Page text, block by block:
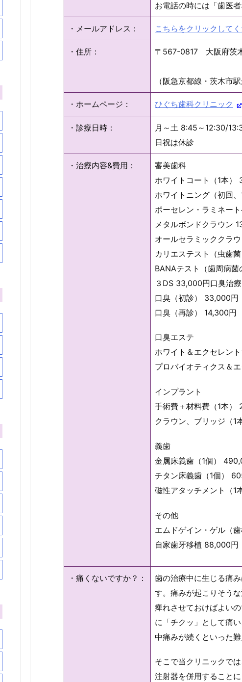
お電話の時には「歯医
・メールアドレス： こちらをクリックして
・住所： 〒567-0817 大阪府茨
（阪急京都線・茨木市
・ホームページ： ひぐち歯科クリニック
・診療日時：
月～土 8:45～12:30/
日祝は休診
・治療内容&費用：
審美歯科
ホワイトコート（1本）
ホワイトニング（初回
ポーセレン・ラミネー
メタルボンドクラウン
オールセラミッククラ
カリエステスト（虫歯
BANAテスト（歯周病
３DS 33,000円口臭治療
口臭（初診） 33,000円
口臭（再診） 14,300円
口臭エステ
ホワイト＆エクセレン
プロバイオティクス＆
インプラント
手術費＋材料費（1本）
クラウン、ブリッジ（1
義歯
金属床義歯（1個）
チタン床義歯（1個）
磁性アタッチメント（1
その他
エムドゲイン・ゲル（
自家歯牙移植 88,000円
・痛くないですか？：
歯の治療中に生じる痛
す。痛みが起こりそう
痺れさせておけばよい
に「チクッ」として痛
中痛みが続くといった
そこで当クリニックで
注射器を併用すること